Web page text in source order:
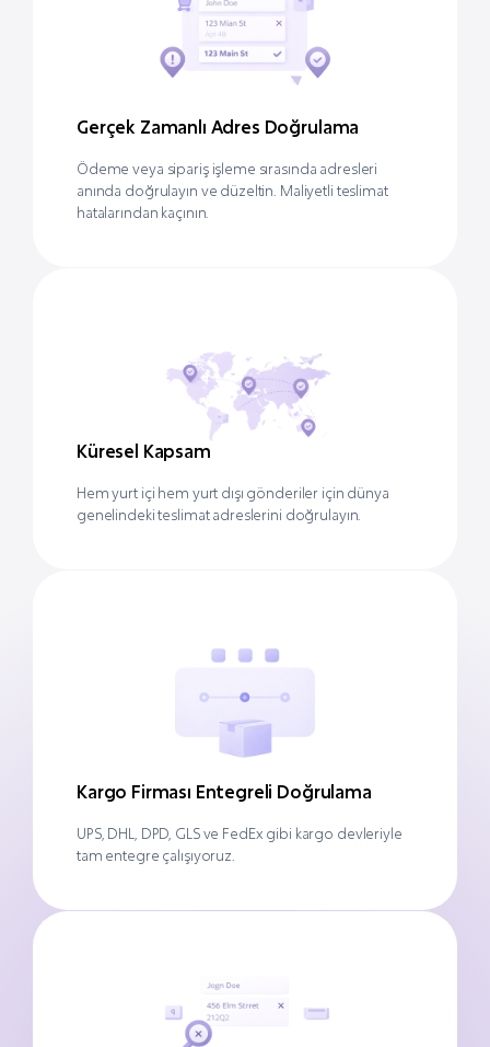
Gerçek Zamanlı Adres Doğrulama
Ödeme veya sipariş işleme sırasında adresleri
anında doğrulayın ve düzeltin. Maliyetli teslimat
hatalarından kaçının.
Küresel Kapsam
Hem yurt içi hem yurt dışı gönderiler için dünya
genelindeki teslimat adreslerini doğrulayın.
Kargo Firması Entegreli Doğrulama
UPS, DHL, DPD, GLS ve FedEx gibi kargo devleriyle
tam entegre çalışıyoruz.